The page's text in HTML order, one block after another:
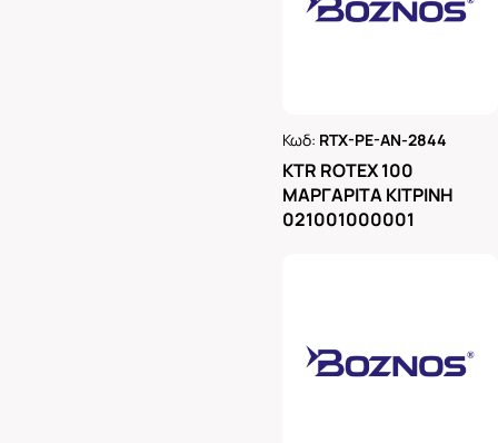
Κωδ: RTX-PE-AN-2844
KTR ROTEX 100
ΜΑΡΓΑΡΙΤΑ ΚΙΤΡΙΝΗ
021001000001